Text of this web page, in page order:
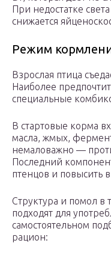
При недостатке
снижается
Режим
Взрослая птица
Наиболее
специальные
В стартовые корма
масла, жмых,
немаловажно —
Последний
птенцов и повысить
Структура и помол в
подходят для
самостоятельном
рацион: